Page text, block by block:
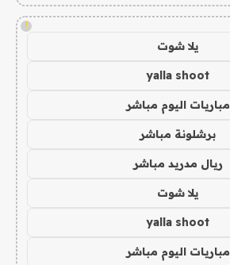
!
يلا شوت
yalla shoot
مباريات اليوم مباشر
برشلونة مباشر
ريال مدريد مباشر
يلا شوت
yalla shoot
مباريات اليوم مباشر